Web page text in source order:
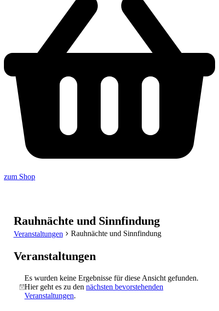
zum Shop
Rauhnächte und Sinnfindung
Veranstaltungen Rauhnächte und Sinnfindung
Veranstaltungen
Hinweis
Es wurden keine Ergebnisse für diese Ansicht gefunden.
Hier geht es zu den nächsten bevorstehenden
Veranstaltungen.